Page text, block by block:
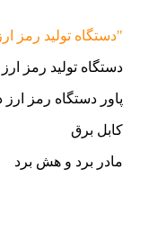
"دستگاه تولید رمز
دستگاه تولید رمز ارز
پاور دستگاه رمز ارز
کابل برق
مادر برد و هش برد